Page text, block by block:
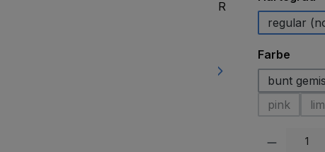
regular
Farbe
bunt
pink
(Diese
Produkt